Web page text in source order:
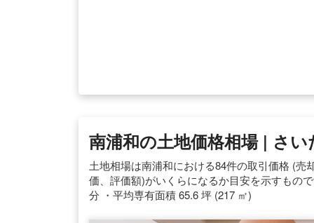
南浦和の土地価格相場 | さ
土地相場は南浦和における84件の取引価格 (
価、評価額)がいくらになるか目安を示すもの
分 ・平均専有面積 65.6 坪 (217 ㎡)